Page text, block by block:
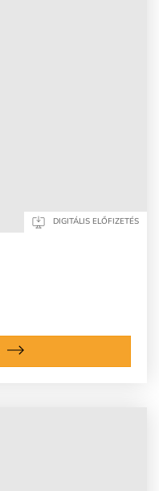
DIGITÁLIS ELŐFIZETÉS